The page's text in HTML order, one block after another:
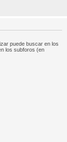
puede buscar en los
los subforos (en